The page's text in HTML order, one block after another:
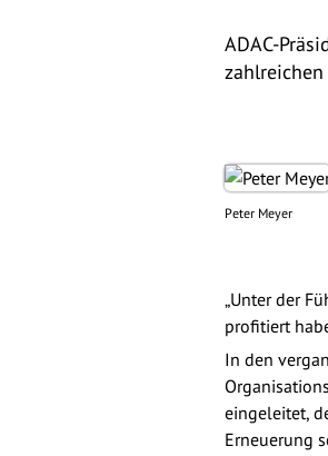
ADAC-
Peter Meyer
„Unter der
profitiert
In den
eingeleitet,
Erneuerung